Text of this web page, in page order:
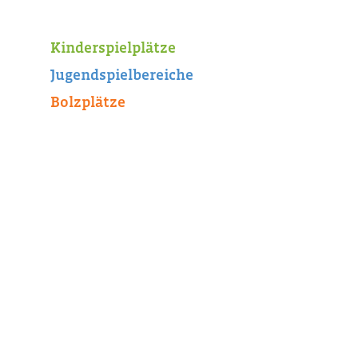
Kinderspielplätze
Jugendspielbereiche
Bolzplätze